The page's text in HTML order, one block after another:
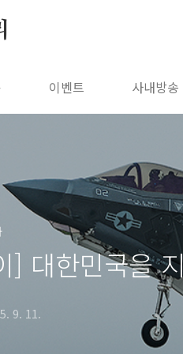
이벤트 사내방송
] 대한민국을
9. 11.